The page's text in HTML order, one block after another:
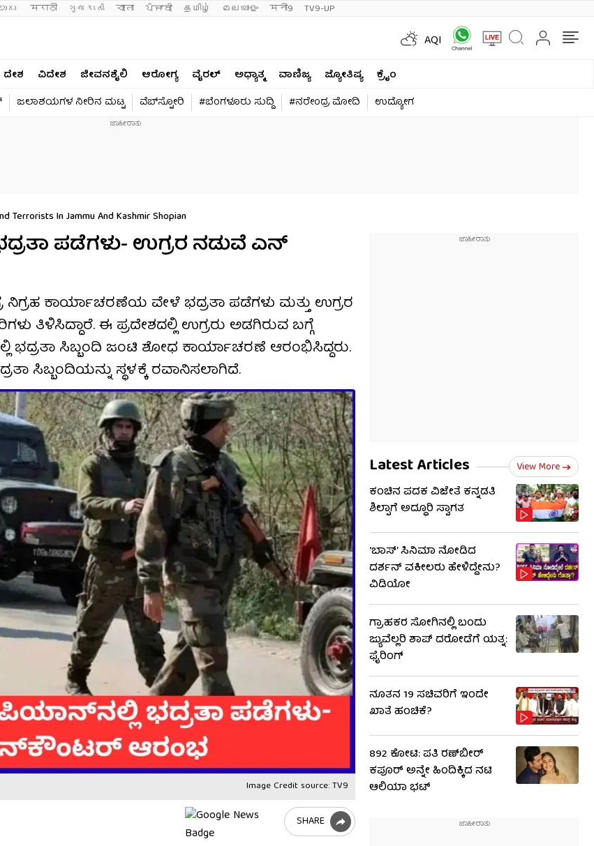
मराठी ગુજરાતી বাংলা ਪੰਜਾਬੀ தமிழ் മലയാളം मनी9 TV9-UP
AQI
ದೇಶ ವಿದೇಶ ಜೀವನಶೈಲಿ ಆರೋಗ್ಯ ವೈರಲ್​ ಅಧ್ಯಾತ್ಮ ವಾಣಿಜ್ಯ ಜ್ಯೋತಿಷ್ಯ
ಕ್ರೈಂ
ಜಲಾಶಯಗಳ ನೀರಿನ ಮಟ್ಟ ವೆಬ್​ಸ್ಟೋರಿ #ಬೆಂಗಳೂರು ಸುದ್ದಿ #ನರೇಂದ್ರ ಮೋದಿ ಉದ್ಯೋಗ
Terrorists In Jammu And Kashmir Shopian
ಪಡೆಗಳು- ಉಗ್ರರ ನಡುವೆ ಎನ್​
ನಿಗ್ರಹ ಕಾರ್ಯಾಚರಣೆಯ ವೇಳೆ ಭದ್ರತಾ ಪಡೆಗಳು ಮತ್ತು ಉಗ್ರರ
ಈ ಪ್ರದೇಶದಲ್ಲಿ ಉಗ್ರರು ಅಡಗಿರುವ ಬಗ್ಗೆ
ಸಿಬ್ಬಂದಿ ಜಂಟಿ ಶೋಧ ಕಾರ್ಯಾಚರಣೆ ಆರಂಭಿಸಿದ್ದರು.
ಸಿಬ್ಬಂದಿಯನ್ನು ಸ್ಥಳಕ್ಕೆ ರವಾನಿಸಲಾಗಿದೆ.
Image Credit source: TV9
SHARE
Latest Articles View More
ಕಂಚಿನ ಪದಕ ವಿಜೇತೆ ಕನ್ನಡತಿ
ಶಿಲ್ಪಾಗೆ ಅದ್ಧೂರಿ ಸ್ವಾಗತ
‘ಬಾಸ್’ ಸಿನಿಮಾ ನೋಡಿದ
ದರ್ಶನ್ ವಕೀಲರು ಹೇಳಿದ್ದೇನು?
ವಿಡಿಯೋ
ಗ್ರಾಹಕರ ಸೋಗಿನಲ್ಲಿ ಬಂದು
ಜ್ಯುವೆಲ್ಲರಿ ಶಾಪ್​​ ದರೋಡೆಗೆ ಯತ್ನ:
ಫೈರಿಂಗ್
ನೂತನ 19 ಸಚಿವರಿಗೆ ಇಂದೇ
ಖಾತೆ ಹಂಚಿಕೆ?
892 ಕೋಟಿ: ಪತಿ ರಣ್​​ಬೀರ್
ಕಪೂರ್ ಅನ್ನೇ ಹಿಂದಿಕ್ಕಿದ ನಟಿ
ಆಲಿಯಾ ಭಟ್